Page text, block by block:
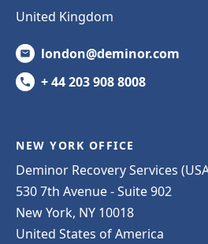
United Kingdom
london@deminor.com
+ 44 203 908 8008
NEW YORK OFFICE
Deminor Recovery Services
530 7th Avenue - Suite 902
New York, NY 10018
United States of America